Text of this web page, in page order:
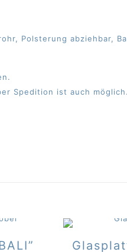
Polsterung abziehbar,
Spedition ist auch möglich.